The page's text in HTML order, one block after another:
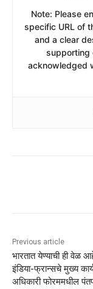
​Note: Please
specific URL of
and a clear
supporting
acknowledged
Previous article
भारतात येण्याची ही वेळ
इंडिया-फ्रान्सचे मुख्य
अधिकारी फोरममधील